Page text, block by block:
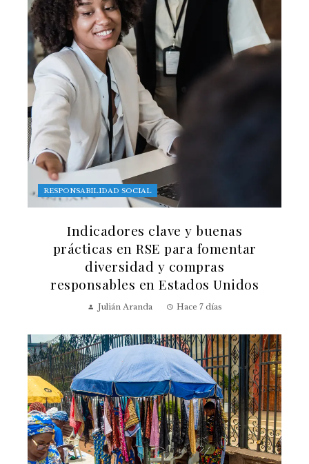
RESPONSABILIDAD SOCIAL
Indicadores clave y buenas
prácticas en RSE para fomentar
diversidad y compras
responsables en Estados Unidos
Julián Aranda Hace 7 días